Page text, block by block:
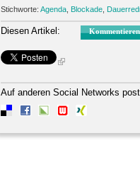
Stichworte: Agenda Blockade
Diesen Artikel: Kommentieren
Auf anderen Social Networks